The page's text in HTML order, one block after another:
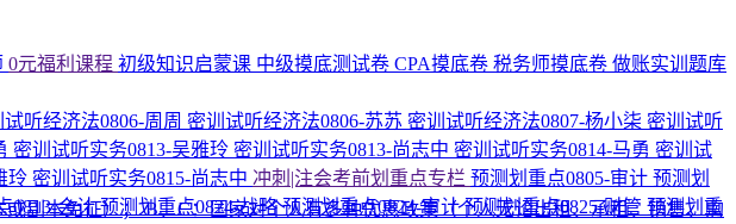
0元福利课程 初级知识启蒙课 中级摸底测试卷 CPA摸底卷 税务师摸底卷 做账实训题库
试听经济法0806-周周 密训试听经济法0806-苏苏 密训试听经济法0807-杨小柒 密训试听
密训试听实务0813-吴雅玲 密训试听实务0813-尚志中 密训试听实务0814-马勇 密训试
玲 密训试听实务0815-尚志中 冲刺|注会考前划重点专栏 预测划重点0805-审计 预测划
0813-会计预测划重点0824-战略预测划重点0824-审计预测划重点0825-财管 预测划重
副本免征）； B、C：国家对个人有多种优惠政策（个人无论出租、承租、销售、购